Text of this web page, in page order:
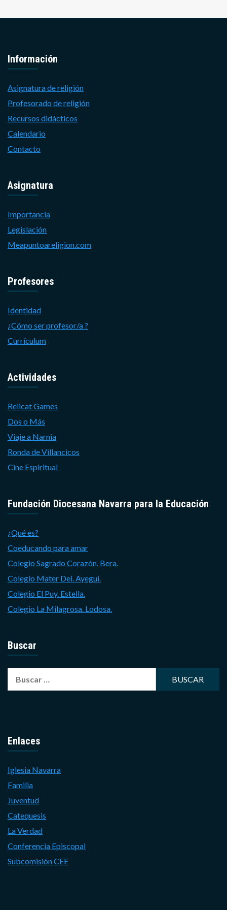
Información
Asignatura de religión
Profesorado de religión
Recursos didácticos
Calendario
Contacto
Asignatura
Importancia
Legislación
Meapuntoareligion.com
Profesores
Identidad
¿Cómo ser profesor/a ?
Currículum
Actividades
Relicat Games
Dos o Más
Viaje a Narnia
Ronda de Villancicos
Cine Espiritual
Fundación Diocesana Navarra para la Educación
¿Qué es?
Coeducando para amar
Colegio Sagrado Corazón. Bera.
Colegio Mater Dei. Ayegui.
Colegio El Puy. Estella.
Colegio La Milagrosa. Lodosa.
Buscar
Enlaces
Iglesia Navarra
Familia
Juventud
Catequesis
La Verdad
Conferencia Episcopal
Subcomisión CEE